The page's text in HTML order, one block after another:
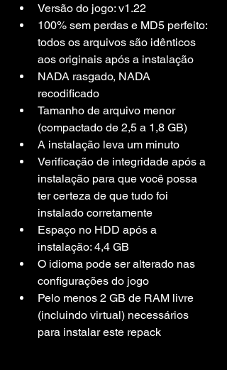
Versão do jogo: v1.22
100% sem perdas e MD5 perfeito:
todos os arquivos são idênticos
aos originais após a instalação
NADA rasgado, NADA
recodificado
Tamanho de arquivo menor
(compactado de 2,5 a 1,8 GB)
A instalação leva um minuto
Verificação de integridade após a
instalação para que você possa
ter certeza de que tudo foi
instalado corretamente
Espaço no HDD após a
instalação: 4,4 GB
O idioma pode ser alterado nas
configurações do jogo
Pelo menos 2 GB de RAM livre
(incluindo virtual) necessários
para instalar este repack